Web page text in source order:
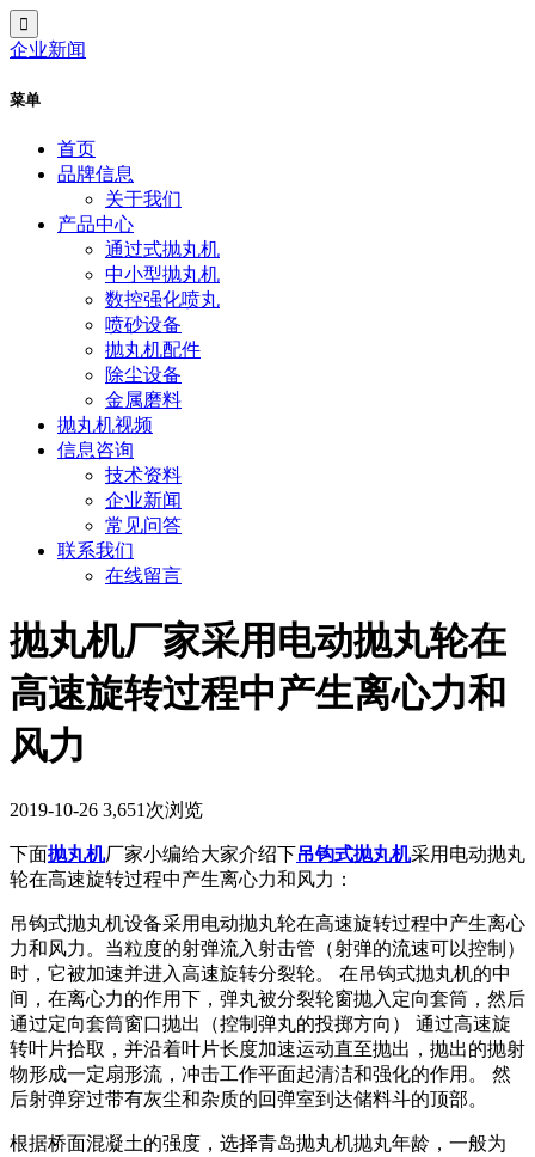
企业新闻
菜单
首页
品牌信息
关于我们
产品中心
通过式抛丸机
中小型抛丸机
数控强化喷丸
喷砂设备
抛丸机配件
除尘设备
金属磨料
抛丸机视频
信息咨询
技术资料
企业新闻
常见问答
联系我们
在线留言
抛丸机厂家采用电动抛丸轮在
高速旋转过程中产生离心力和
风力
2019-10-26 3,651次浏览
下面抛丸机厂家小编给大家介绍下吊钩式抛丸机采用电动抛丸
轮在高速旋转过程中产生离心力和风力：
吊钩式抛丸机设备采用电动抛丸轮在高速旋转过程中产生离心
力和风力。当粒度的射弹流入射击管（射弹的流速可以控制）
时，它被加速并进入高速旋转分裂轮。 在吊钩式抛丸机的中
间，在离心力的作用下，弹丸被分裂轮窗抛入定向套筒，然后
通过定向套筒窗口抛出（控制弹丸的投掷方向） 通过高速旋
转叶片拾取，并沿着叶片长度加速运动直至抛出，抛出的抛射
物形成一定扇形流，冲击工作平面起清洁和强化的作用。 然
后射弹穿过带有灰尘和杂质的回弹室到达储料斗的顶部。
根据桥面混凝土的强度，选择青岛抛丸机抛丸年龄，一般为